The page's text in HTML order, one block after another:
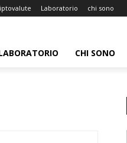
Laboratorio chi sono
CHI SONO